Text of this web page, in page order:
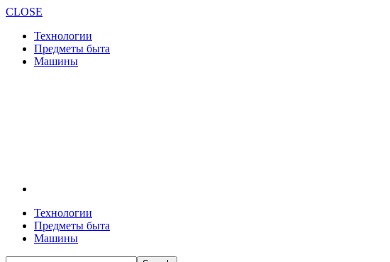
CLOSE
Технологии
Предметы быта
Машины
Технологии
Предметы быта
Машины